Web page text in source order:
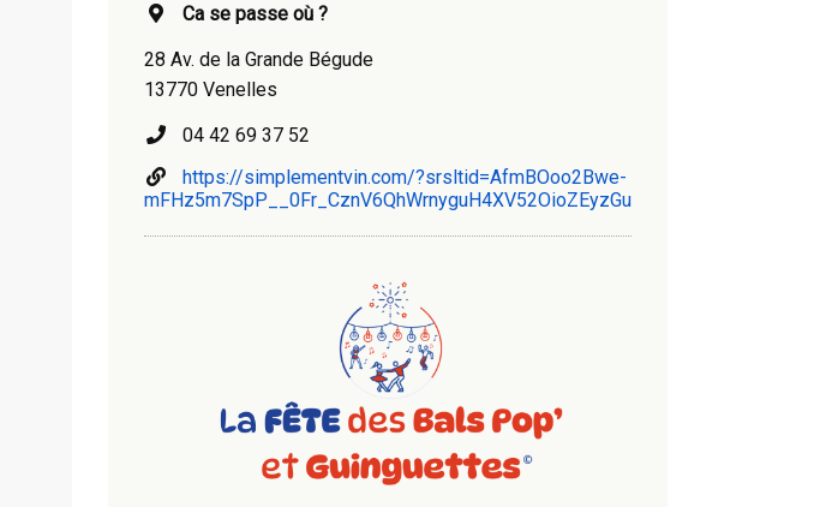
Ca se passe où ?
28 Av. de la Grande Bégude
13770 Venelles
04 42 69 37 52
https://simplementvin.com/?srsltid=AfmBOoo2Bwe-
mFHz5m7SpP__0Fr_CznV6QhWrnyguH4XV52OioZEyzGu